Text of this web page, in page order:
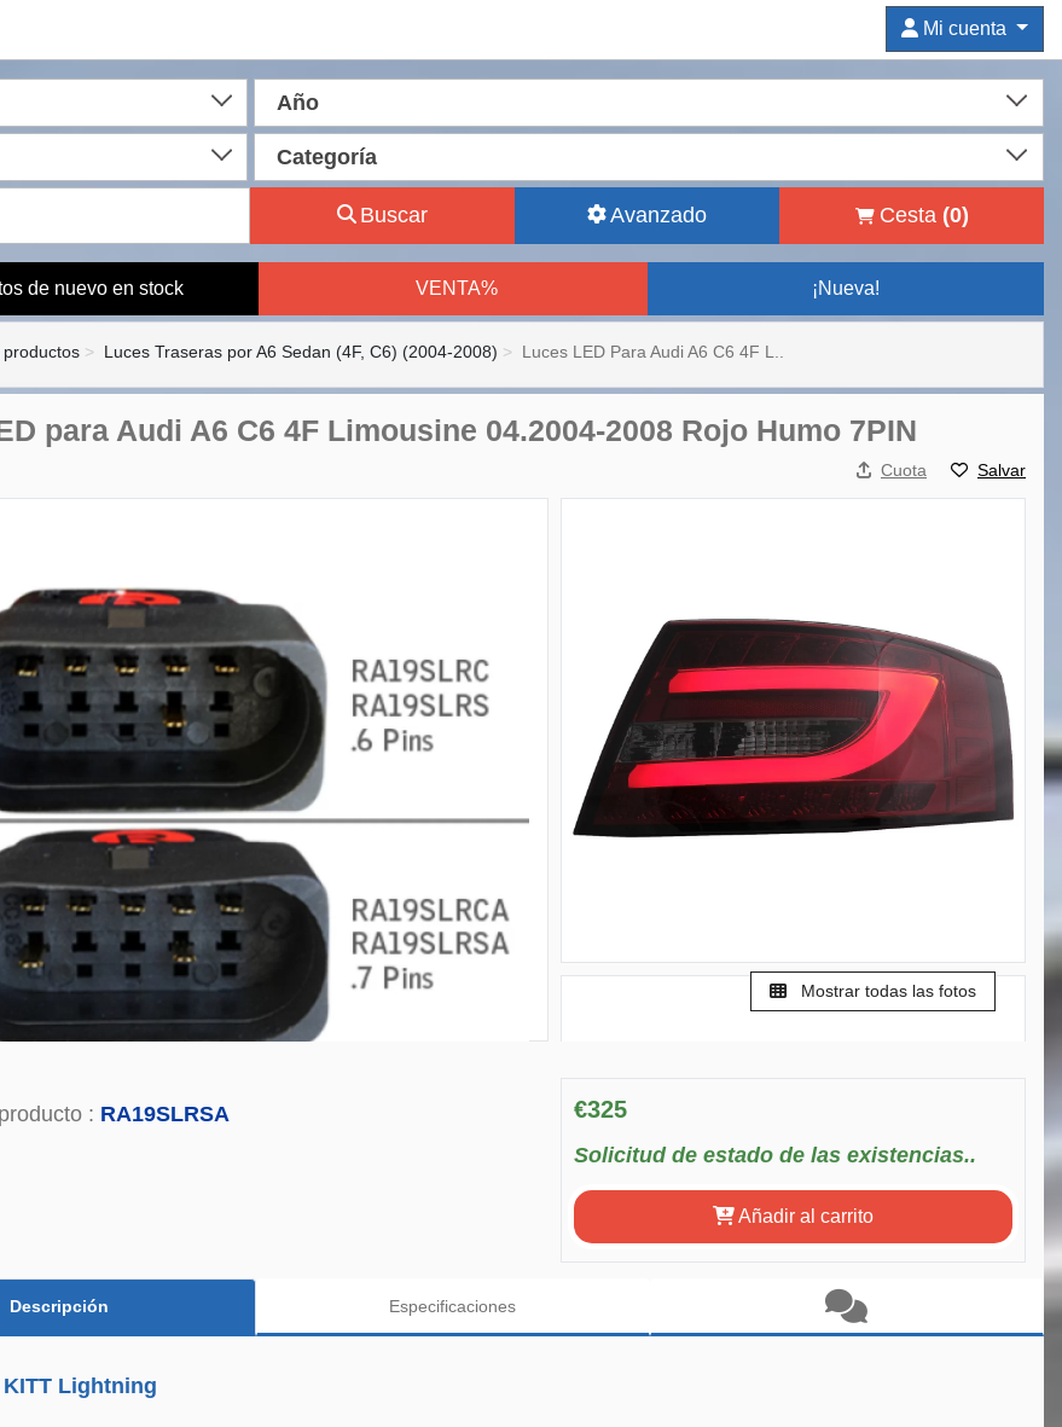
Mi cuenta
Año
Categoría
Buscar Avanzado Cesta (0)
de nuevo en stock VENTA% ¡Nueva!
productos Luces Traseras por A6 Sedan (4F, C6) (2004-2008) Luces LED Para Audi A6 C6 4F L..
para Audi A6 C6 4F Limousine 04.2004-2008 Rojo Humo 7PIN
Cuota Salvar
Mostrar todas las fotos
: RA19SLRSA €325
Solicitud de estado de las existencias..
Añadir al carrito
Descripción Especificaciones
Lightning